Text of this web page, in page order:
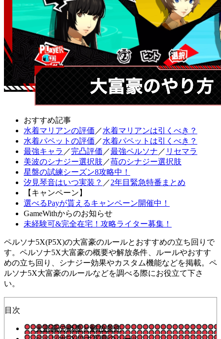
おすすめ記事
水着マリアンの評価 ／水着マリアンは引くべき？
水着パペットの評価 ／水着パペットは引くべき？
最強キャラ ／完凸評価 ／最強ペルソナ ／ リセマラ
美波のシナジー選択肢 ／苺のシナジー選択肢
星盤の試練シーズン8攻略中！
汐見琴音はいつ実装？ ／2年目緊急特番まとめ
【キャンペーン】
選べるPayが貰えるキャンペーン開催中！
GameWithからのお知らせ
未経験可&完全在宅！攻略ライター募集！
ペルソナ5X(P5X)の大富豪のルールとおすすめの立ち回りで
す。ペルソナ5X大富豪の概要や解放条件、ルールやおすす
めの立ち回り、シナジー効果やカスタム機能などを掲載。ペ
ルソナ5X大富豪のルールなどを調べる際にお役立て下さ
い。
目次
大富豪の概要と解放条件